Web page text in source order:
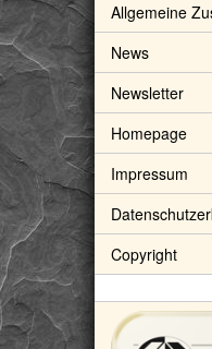
Allgemeine
News
Newsletter
Homepage
Impressum
Copyright